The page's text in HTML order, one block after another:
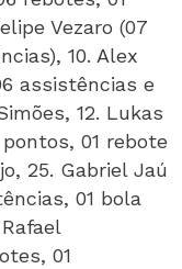
Vezaro (07
10. Alex
assistências e
12. Lukas
01 rebote
25. Gabriel Jaú
01 bola
01